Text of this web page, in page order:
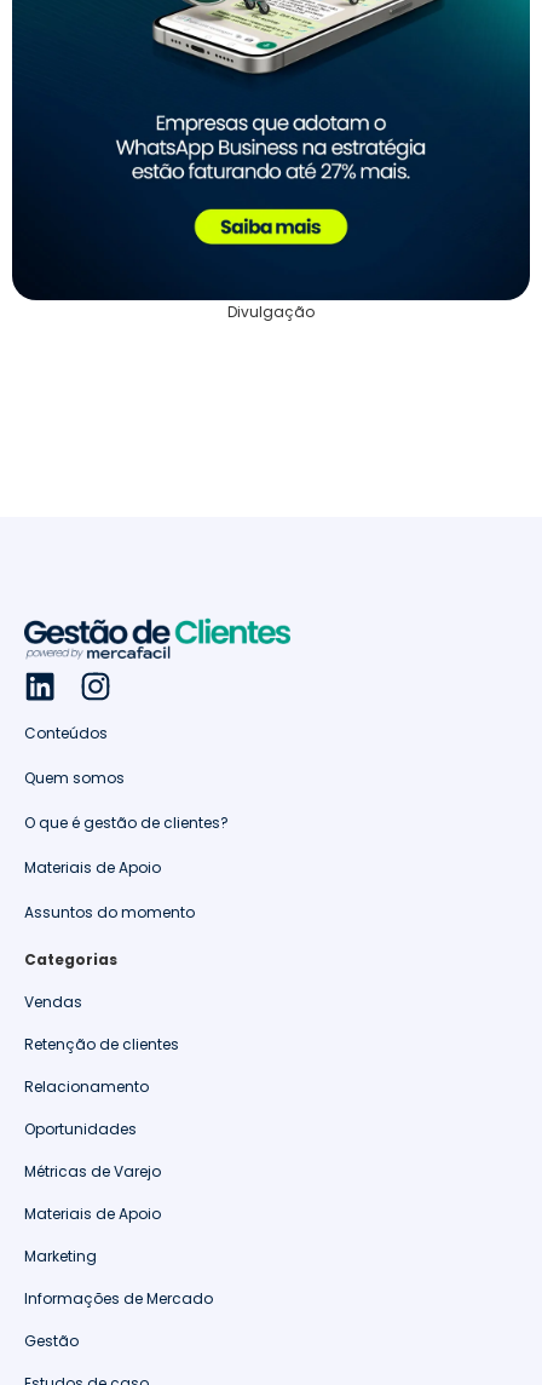
Divulgação
Conteúdos
Quem somos
O que é gestão de clientes?
Materiais de Apoio
Assuntos do momento
Categorias
Vendas
Retenção de clientes
Relacionamento
Oportunidades
Métricas de Varejo
Materiais de Apoio
Marketing
Informações de Mercado
Gestão